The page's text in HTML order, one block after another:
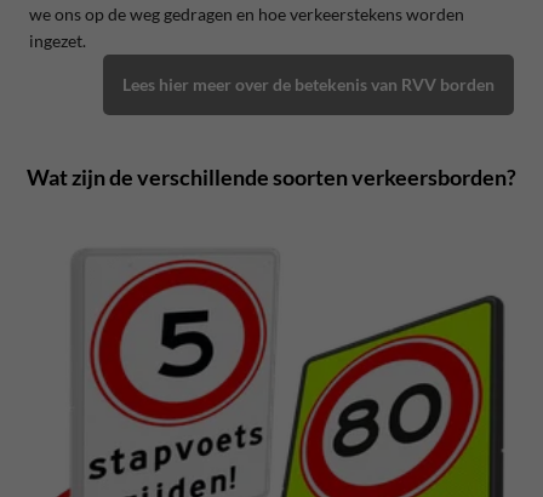
we ons op de weg gedragen en hoe verkeerstekens worden
ingezet.
Lees hier meer over de betekenis van RVV borden
Wat zijn de verschillende soorten verkeersborden?